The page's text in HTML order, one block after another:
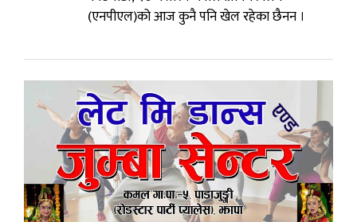
(एनपीएल)को आज कुनै पनि खेल रहेका छैनन ।